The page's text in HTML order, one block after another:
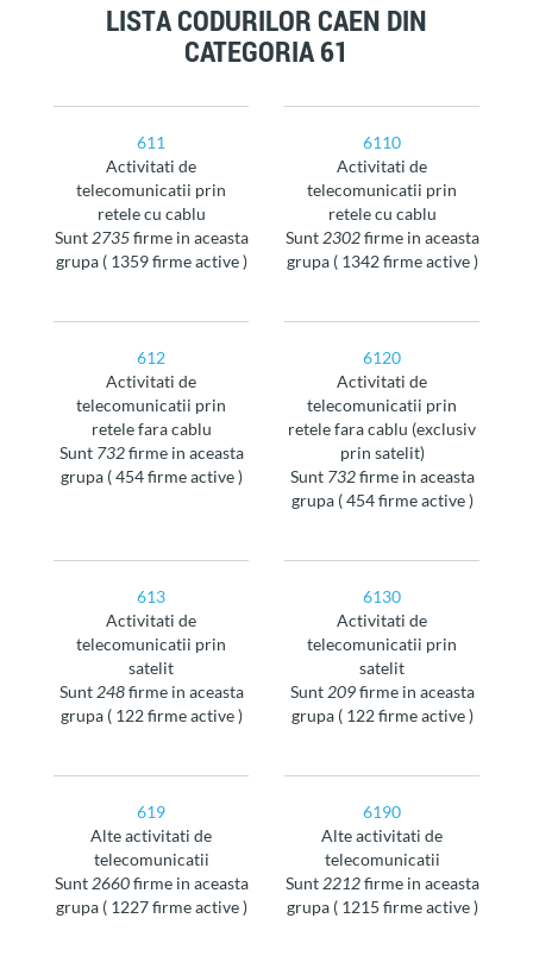
LISTA CODURILOR CAEN DIN
CATEGORIA 61
611
Activitati de
telecomunicatii prin
retele cu cablu
sunt 2735firme in aceasta
grupa ( 1359 firme active )
6110
Activitati de
telecomunicatii prin
retele cu cablu
sunt 2302firme in aceasta
grupa ( 1342 firme active )
612
Activitati de
telecomunicatii prin
retele fara cablu
sunt 732firme in aceasta
grupa ( 454 firme active )
6120
Activitati de
telecomunicatii prin
retele fara cablu (exclusiv
prin satelit)
sunt 732firme in aceasta
grupa ( 454 firme active )
613
Activitati de
telecomunicatii prin
satelit
sunt 248firme in aceasta
grupa ( 122 firme active )
6130
Activitati de
telecomunicatii prin
satelit
sunt 209firme in aceasta
grupa ( 122 firme active )
619
Alte activitati de
telecomunicatii
sunt 2660firme in aceasta
grupa ( 1227 firme active )
6190
Alte activitati de
telecomunicatii
sunt 2212firme in aceasta
grupa ( 1215 firme active )